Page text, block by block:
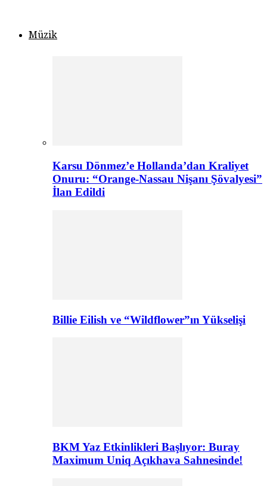
Müzik
Karsu Dönmez’e Hollanda’dan Kraliyet
Onuru: “Orange-Nassau Nişanı Şövalyesi”
İlan Edildi
Billie Eilish ve “Wildflower”ın Yükselişi
BKM Yaz Etkinlikleri Başlıyor: Buray
Maximum Uniq Açıkhava Sahnesinde!